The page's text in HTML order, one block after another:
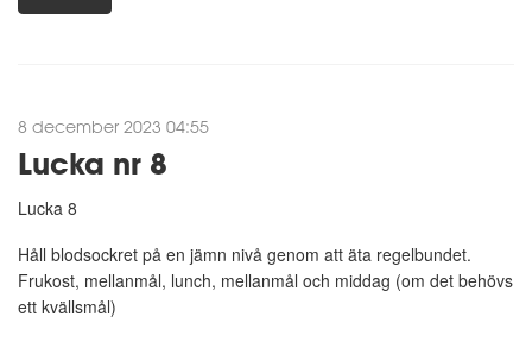
8 december 2023 04:55
Lucka nr 8
Lucka 8
Håll blodsockret på en jämn nivå genom att äta regelbundet.
Frukost, mellanmål, lunch, mellanmål och middag (om det behövs
ett kvällsmål)